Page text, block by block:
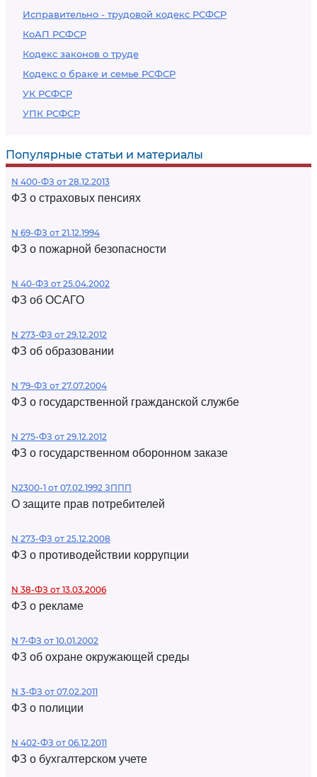
Исправительно - трудовой кодекс РСФСР
КоАП РСФСР
Кодекс законов о труде
Кодекс о браке и семье РСФСР
УК РСФСР
УПК РСФСР
Популярные статьи и материалы
N 400-ФЗ от 28.12.2013
ФЗ о страховых пенсиях
N 69-ФЗ от 21.12.1994
ФЗ о пожарной безопасности
N 40-ФЗ от 25.04.2002
ФЗ об ОСАГО
N 273-ФЗ от 29.12.2012
ФЗ об образовании
N 79-ФЗ от 27.07.2004
ФЗ о государственной гражданской службе
N 275-ФЗ от 29.12.2012
ФЗ о государственном оборонном заказе
N2300-1 от 07.02.1992 ЗППП
О защите прав потребителей
N 273-ФЗ от 25.12.2008
ФЗ о противодействии коррупции
N 38-ФЗ от 13.03.2006
ФЗ о рекламе
N 7-ФЗ от 10.01.2002
ФЗ об охране окружающей среды
N 3-ФЗ от 07.02.2011
ФЗ о полиции
N 402-ФЗ от 06.12.2011
ФЗ о бухгалтерском учете